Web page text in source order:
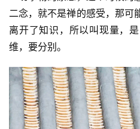
二念，就不是禅的感受，那可
离开了知识，所以叫现量，
维，要分别。